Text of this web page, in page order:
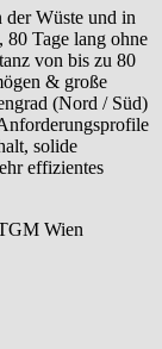
der Wüste und in
Tage lang ohne
von bis zu 80
& große
(Nord / Süd)
solide
effizientes
Wien